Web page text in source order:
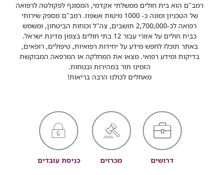
רמב"ם הוא בית חולים ממשלתי אקדמי, המסונף לפקולטה לרפואה
של הטכניון ומונה כ- 1000 מיטות אשפוז. רמב"ם מספק שירותי
רפואה לכ-2,700,000 תושבים, צה"ל וכוחות הביטחון, ומשמש
כבית חולים על אזורי עבור 12 בתי חולים בצפון מדינת ישראל.
באתר תוכלו לחפש מידע על יחידות רפואיות, טיפולים, רופאים,
בדיקות ומידע רפואי. מצאו את המחלקה או המרפאה המבוקשת
הזמינו תור במהירות ובנוחות.
מאחלים לכולנו הרבה בריאות!
דרושים מכרזים כניסת עובדים